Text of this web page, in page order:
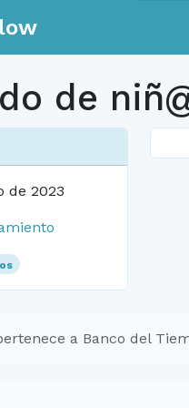
de
de 2023
a Banco del